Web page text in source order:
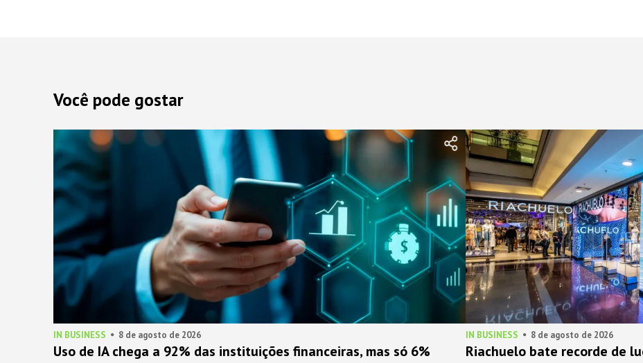
Você pode gostar
IN BUSINESS 8 de agosto de 2026
Uso de IA chega a 92% das instituições financeiras, mas só 6%
IN BUSINESS 8 de agosto de 2026
Riachuelo bate recorde de